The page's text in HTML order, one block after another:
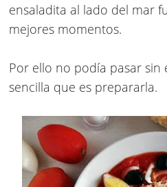
ensaladita al lado del mar
mejores momentos.
Por ello no podía pasar sin
sencilla que es prepararla.